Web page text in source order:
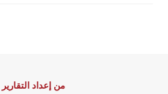
من إعداد التقارير